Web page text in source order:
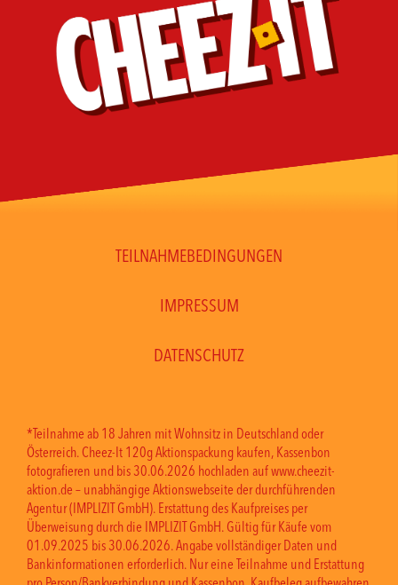
TEILNAHMEBEDINGUNGEN
IMPRESSUM
DATENSCHUTZ
*Teilnahme ab 18 Jahren mit Wohnsitz in Deutschland oder
Österreich. Cheez-It 120g Aktionspackung kaufen, Kassenbon
fotografieren und bis 30.06.2026 hochladen auf www.cheezit-
aktion.de – unabhängige Aktionswebseite der durchführenden
Agentur (IMPLIZIT GmbH). Erstattung des Kaufpreises per
Überweisung durch die IMPLIZIT GmbH. Gültig für Käufe vom
01.09.2025 bis 30.06.2026. Angabe vollständiger Daten und
Bankinformationen erforderlich. Nur eine Teilnahme und Erstattung